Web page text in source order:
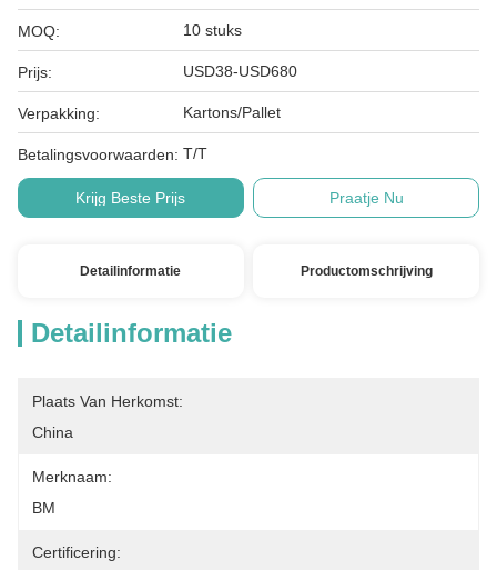
MOQ: 10 stuks
Prijs: USD38-USD680
Verpakking: Kartons/Pallet
Betalingsvoorwaarden: T/T
Krijg Beste Prijs Praatje Nu
Detailinformatie Productomschrijving
Detailinformatie
Plaats Van Herkomst:
China
Merknaam:
BM
Certificering: